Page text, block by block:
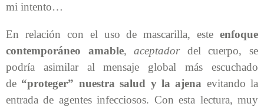
mi intento…
En relación con el uso de mascarilla, este enfoque
contemporáneo amable,aceptadordel cuerpo, se
podría asimilar al mensaje global más escuchado
de “proteger” nuestra salud y la ajena evitando la
entrada de agentes infecciosos. Con esta lectura, muy